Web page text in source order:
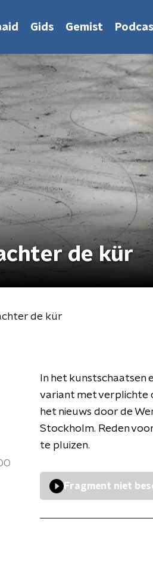
Gids Gemist
de kür
de kür
In het kunstschaatsen
variant met verplichte
het nieuws door de
Stockholm. Reden
te pluizen.
Fragment niet